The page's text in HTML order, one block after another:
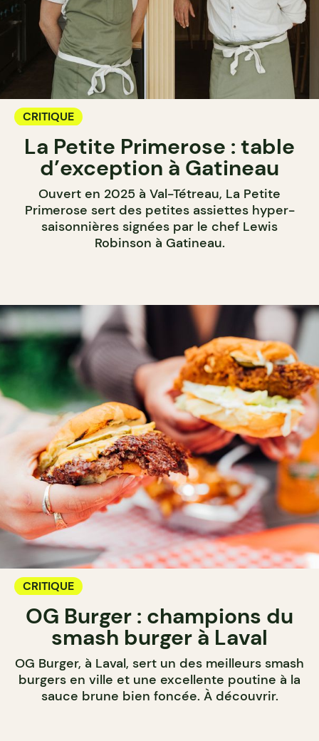
CRITIQUE
La Petite Primerose : table
d’exception à Gatineau
Ouvert en 2025 à Val-Tétreau, La Petite
Primerose sert des petites assiettes hyper-
saisonnières signées par le chef Lewis
Robinson à Gatineau.
CRITIQUE
OG Burger : champions du
smash burger à Laval
OG Burger, à Laval, sert un des meilleurs smash
burgers en ville et une excellente poutine à la
sauce brune bien foncée. À découvrir.